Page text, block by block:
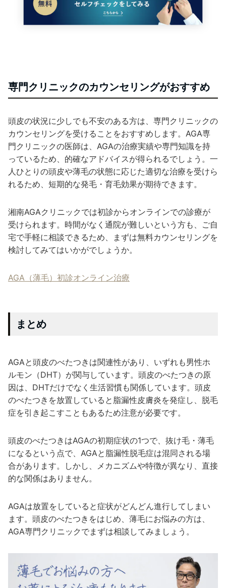
専門クリニックのカウンセリングがおすすめ
頭皮の状況に少しでも不安のある方は、専門クリニックの
カウンセリングを受けることをおすすめします。AGA専
門クリニックの医師は、AGAの治療実績や専門知識を持
っているため、的確なアドバイスが得られるでしょう。一
人ひとりの頭皮や薄毛の状態に応じた適切な治療を受けら
れるため、短期的な発毛・育毛効果が期待できます。
湘南AGAクリニックでは初診からオンラインでの診療が
受けられます。時間がなく通院が難しいという方も、ご自
宅で手軽に相談できるため、まずは無料カウンセリングを
検討してみてはいかがでしょうか。
AGA（薄毛）初診オンライン治療
まとめ
AGAと頭皮のべたつきは関連性があり、いずれも男性ホ
ルモン（DHT）が関与しています。頭皮のべたつきの原
因は、DHTだけでなく生活習慣も関係しています。頭皮
のべたつきを放置していると脂漏性皮膚炎を発症し、脱毛
症を引き起こすこともあるため注意が必要です。
頭皮のべたつきはAGAの初期症状の1つで、抜け毛・薄毛
になるという点で、AGAと脂漏性脱毛症は混同される場
合があります。しかし、メカニズムや特徴が異なり、直接
的な関係はありません。
AGAは放置をしていると症状がどんどん進行してしまい
ます。頭皮のべたつきをはじめ、薄毛にお悩みの方は、
AGA専門クリニックでまずは相談してみましょう。